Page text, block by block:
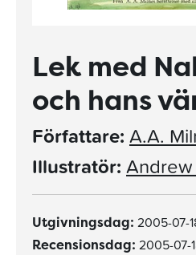
Lek med
och hans
Författare: A.A.
Illustratör:
Utgivningsdag: 2005-07-
Recensionsdag: 2005-07-